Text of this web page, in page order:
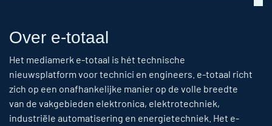
Over e-totaal
Het mediamerk e-totaal is hét technische
nieuwsplatform voor technici en engineers. e-totaal richt
zich op een onafhankelijke manier op de volle breedte
van de vakgebieden elektronica, elektrotechniek,
industriële automatisering en energietechniek. Het e-